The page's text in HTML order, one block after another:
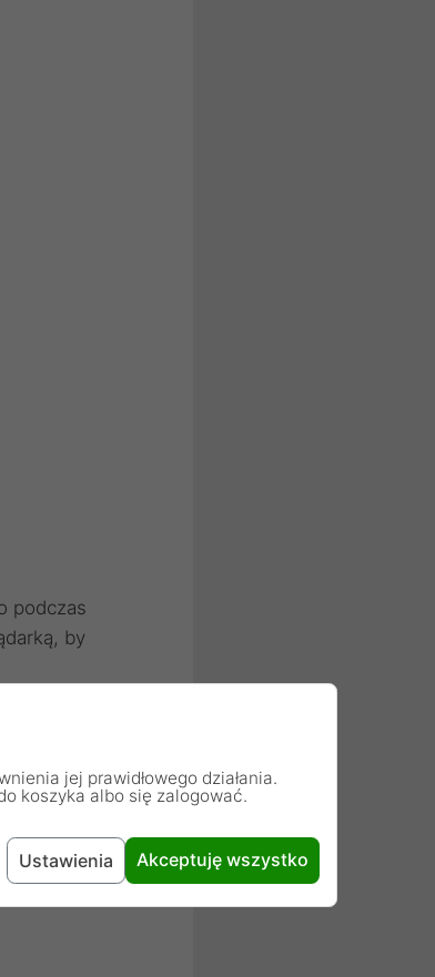
podczas
by
jest
sieci Wi-Fi
jej prawidłowego działania.
koszyka albo się zalogować.
Ustawienia Akceptuję wszystko